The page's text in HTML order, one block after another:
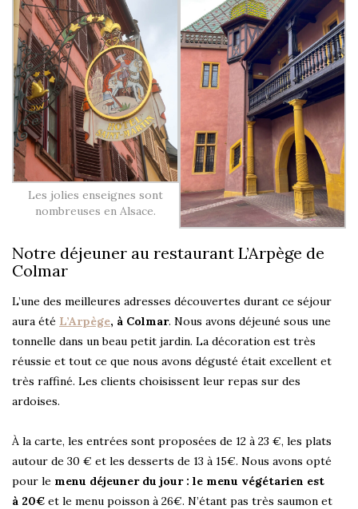
Les jolies enseignes sont
nombreuses en Alsace.
Notre déjeuner au restaurant L’Arpège de
Colmar
L’une des meilleures adresses découvertes durant ce séjour
aura été L’Arpège, à Colmar. Nous avons déjeuné sous une
tonnelle dans un beau petit jardin. La décoration est très
réussie et tout ce que nous avons dégusté était excellent et
très raffiné. Les clients choisissent leur repas sur des
ardoises.
À la carte, les entrées sont proposées de 12 à 23 €, les plats
autour de 30 € et les desserts de 13 à 15€. Nous avons opté
pour le menu déjeuner du jour : le menu végétarien est
à 20€ et le menu poisson à 26€. N’étant pas très saumon et